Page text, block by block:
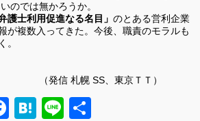
のでは無かろうか。
弁護士利用促進なる名目」のとある営利企業
が複数入ってきた。今後、職責のモラルも
。
SS、東京ＴＴ）
Facebook
Hatena
Line